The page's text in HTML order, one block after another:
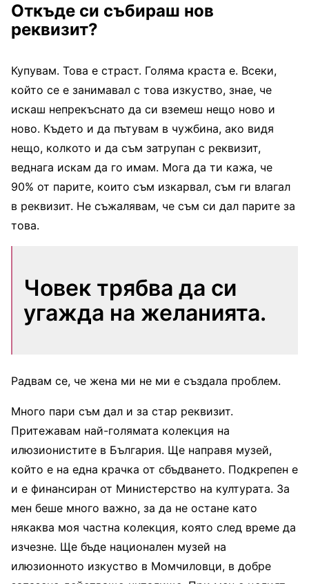
Откъде си събираш нов
реквизит?
Купувам. Това е страст. Голяма краста е. Всеки,
който се е занимавал с това изкуство, знае, че
искаш непрекъснато да си вземеш нещо ново и
ново. Където и да пътувам в чужбина, ако видя
нещо, колкото и да съм затрупан с реквизит,
веднага искам да го имам. Мога да ти кажа, че
90% от парите, които съм изкарвал, съм ги влагал
в реквизит. Не съжалявам, че съм си дал парите за
това.
Човек трябва да си
угажда на желанията.
Радвам се, че жена ми не ми е създала проблем.
Много пари съм дал и за стар реквизит.
Притежавам най-голямата колекция на
илюзионистите в България. Ще направя музей,
който е на една крачка от сбъдването. Подкрепен е
и е финансиран от Министерство на културата. За
мен беше много важно, за да не остане като
някаква моя частна колекция, която след време да
изчезне. Ще бъде национален музей на
илюзионното изкуство в Момчиловци, в добре